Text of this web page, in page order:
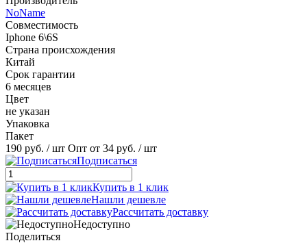
NoName
Совместимость
Iphone 6\6S
Страна происхождения
Китай
Срок гарантии
6 месяцев
Цвет
не указан
Упаковка
Пакет
190 руб. / шт Опт от 34 руб. / шт
Подписаться
Купить в 1 клик
Нашли дешевле
Рассчитать доставку
Недоступно
Поделиться